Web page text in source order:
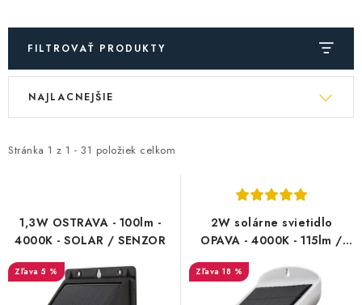
Reklamácie a formulár na odstúpenie od zmluvy
O nás - MEGALED & JANTON Zákamenné
Zľavy pre profíkov
Hodnotenie obchodu Moja objednávka
FILTROVAŤ PRODUKTY
V
i
o
d
u
Stránka 1 z 1 - 31 položiek celkom
R
e
p
r
o
NAJLACNEJŠIE
1,3W OSTRAVA - 100lm -
4000K - SOLAR / SENZOR
5 %
2W solárne svietidlo
OPAVA - 4000K - 115lm /
SENZOR
18 %